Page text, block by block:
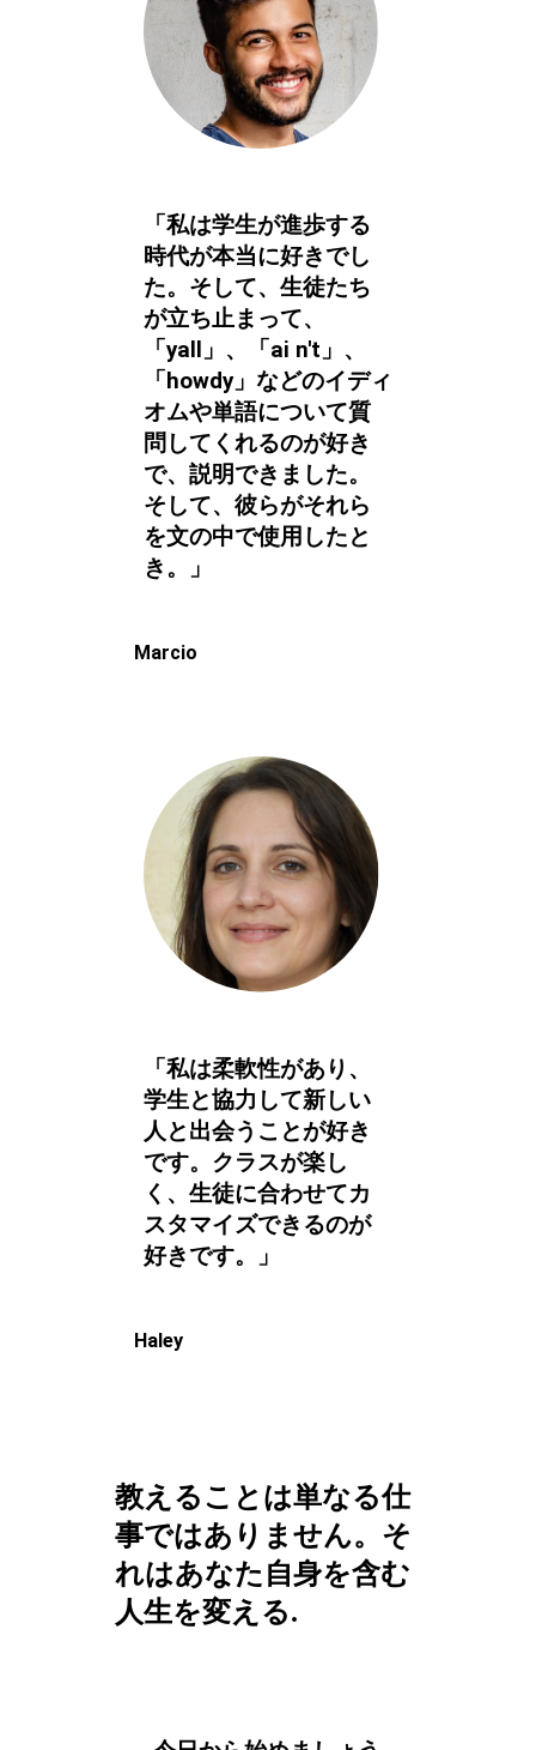
「私は学生が進歩する
時代が本当に好きでし
た。そして、生徒たち
が立ち止まって、
「yall」、「ai n't」、
「howdy」などのイディ
オムや単語について質
問してくれるのが好き
で、説明できました。
そして、彼らがそれら
を文の中で使用したと
き。」
Marcio
「私は柔軟性があり、
学生と協力して新しい
人と出会うことが好き
です。クラスが楽し
く、生徒に合わせてカ
スタマイズできるのが
好きです。」
Haley
教えることは単なる仕
事ではありません。そ
れはあなた自身を含む
人生を変える.